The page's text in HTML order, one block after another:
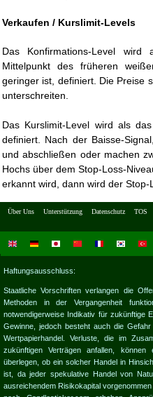
Verkaufen / Kurslimit-Levels
Das Konfirmations-Level
Mittelpunkt des früheren
geringer ist, definiert. Die Preise
unterschreiten.
Das Kurslimit-Level wird als
definiert. Nach der Baisse-
und abschließen oder machen
Hochs über dem Stop-Loss-
erkannt wird, dann wird der Stop-
Über Uns Unterstützung Datenschutz TOS
Haftungsausschluss:
Staatliche Vorschriften verlangen die
Methoden in der Vergangenheit
notwendigerweise Indikativ für zukünftige
Gewinne, jedoch besteht auch die
Wertpapierhandel. Verluste, die im
zukünftigen Verträgen anfallen,
überlegen, ob ein solcher Handel in
ist, da jeder spekulative Handel von
ausreichendem Risikokapital